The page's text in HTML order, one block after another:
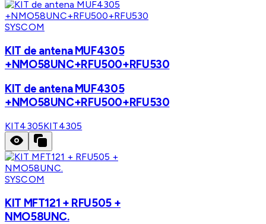
SYSCOM
KIT de antena MUF4305
+NMO58UNC+RFU500+RFU530
KIT de antena MUF4305
+NMO58UNC+RFU500+RFU530
KIT4305KIT4305
SYSCOM
KIT MFT121 + RFU505 +
NMO58UNC.